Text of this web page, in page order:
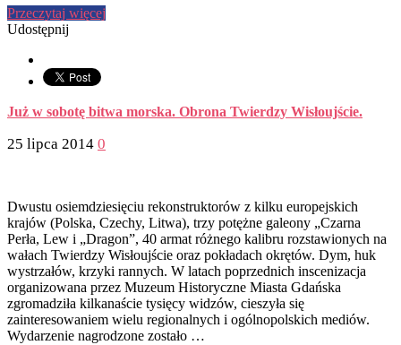
Przeczytaj więcej
Udostępnij
Już w sobotę bitwa morska. Obrona Twierdzy Wisłoujście.
25 lipca 2014 0
Dwustu osiemdziesięciu rekonstruktorów z kilku europejskich
krajów (Polska, Czechy, Litwa), trzy potężne galeony „Czarna
Perła, Lew i „Dragon”, 40 armat różnego kalibru rozstawionych na
wałach Twierdzy Wisłoujście oraz pokładach okrętów. Dym, huk
wystrzałów, krzyki rannych. W latach poprzednich inscenizacja
organizowana przez Muzeum Historyczne Miasta Gdańska
zgromadziła kilkanaście tysięcy widzów, cieszyła się
zainteresowaniem wielu regionalnych i ogólnopolskich mediów.
Wydarzenie nagrodzone zostało …